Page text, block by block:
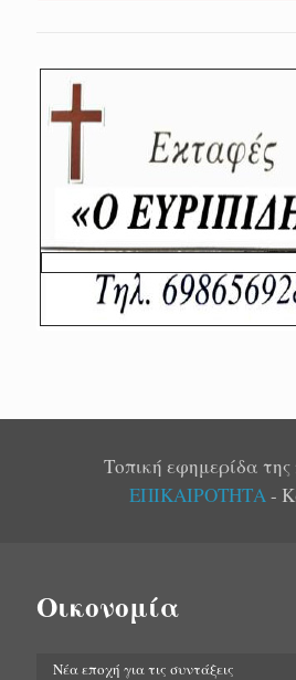
Τοπική εφημερίδα
ΕΠΙΚΑΙΡΟΤΗΤΑ-
Οικονομία
Νέα εποχή για τις συντάξεις